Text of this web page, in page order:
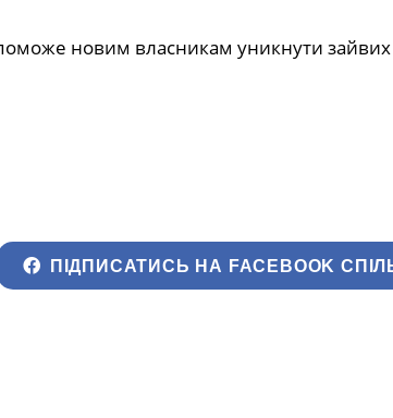
новим власникам уникнути зайвих
ПІДПИСАТИСЬ НА FACEBOOK